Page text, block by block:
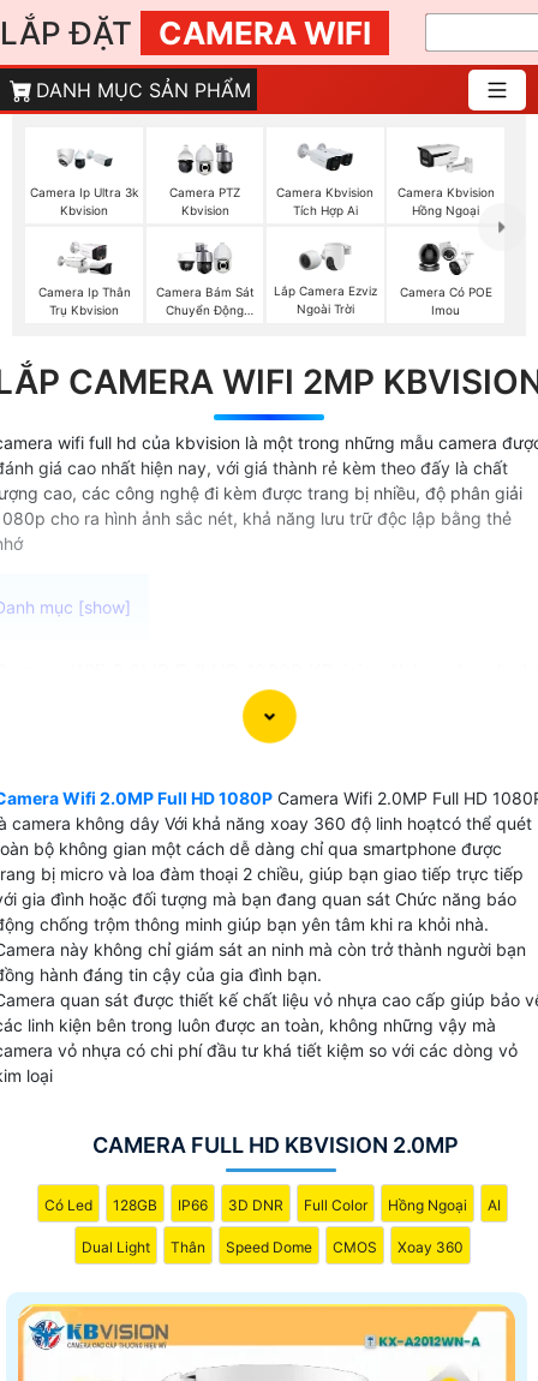
LẮP ĐẶT CAMERA WIFI
DANH MỤC SẢN PHẨM
Camera Ip Ultra 3k
Kbvision
Camera PTZ
Kbvision
Camera Kbvision
Tích Hợp Ai
Camera Kbvision
Hồng Ngoại
Camera Ip Thân
Trụ Kbvision
Camera Bám Sát
Chuyển Động
Lắp Camera Ezviz
Ngoài Trời
Camera Có POE
Imou
CAMERA WIFI 2MP
wifi full hd của kbvision là một trong những mẫu camera
giá cao nhất hiện nay, với giá thành rẻ kèm theo đấy là chất
cao, các công nghệ đi kèm được trang bị nhiều, độ phân giải
cho ra hình ảnh sắc nét, khả năng lưu trữ độc lập bằng thẻ
cho gia đình văn phòng và cửa hàng cần tự tin an ninh.
chất lượng hình ảnh sắc nét Full HD 1080P có thể quan
hỗ trợ lưu trữ video trực tiếp trên thẻ nhớ tối đa lên
512GB giúp bạn lưu trữ dữ liệu trong khoảng thời gian
đến 6 tháng mà không cần lo lắng về việc đầy dung
Với công nghệ AI chống trộm hiệu quả, Camera Wifi
có khả năng phát hiện và cảnh báo khi có hoạt động
ngờ xảy ra, giúp bạn bảo vệ tài sản một cách toàn
Wifi 2.0MP Full HD 1080P Camera Wifi 2.0MP Full HD
camera không dây Với khả năng xoay 360 độ linh hoạtcó thể quét
bộ không gian một cách dễ dàng chỉ qua smartphone được
bị micro và loa đàm thoại 2 chiều, giúp bạn giao tiếp trực tiếp
gia đình hoặc đối tượng mà bạn đang quan sát Chức năng báo
chống trộm thông minh giúp bạn yên tâm khi ra khỏi nhà.
này không chỉ giám sát an ninh mà còn trở thành người bạn
hành đáng tin cậy của gia đình bạn.
quan sát được thiết kế chất liệu vỏ nhựa cao cấp giúp bảo
linh kiện bên trong luôn được an toàn, không những vậy mà
vỏ nhựa có chi phí đầu tư khá tiết kiệm so với các dòng vỏ
loại
CAMERA FULL HD KBVISION 2.0MP
Có Led 128GB IP66 3D DNR Full Color Hồng Ngoại AI
Dual Light Thân Speed Dome CMOS Xoay 360